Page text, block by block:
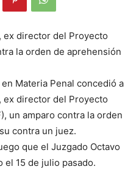
ex director del Proyecto
la orden de aprehensión
Materia Penal concedió a
ex director del Proyecto
un amparo contra la orden
contra un juez.
que el Juzgado Octavo
el 15 de julio pasado.